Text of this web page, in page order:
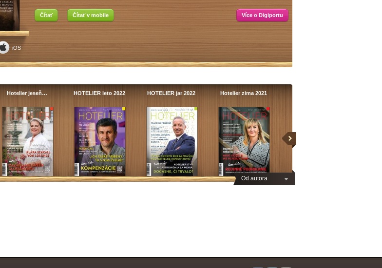
iOS
Čítať Čítať v mobile Více o Digiportu
Od autora
Hotelier jeseň… HOTELIER leto 2022 HOTELIER jar 2022 Hotelier zima 2021